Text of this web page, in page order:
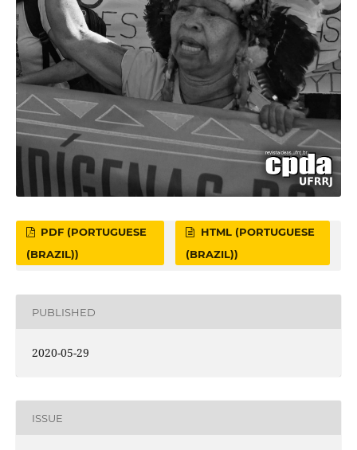
PDF (PORTUGUESE
(BRAZIL))
HTML (PORTUGUESE
(BRAZIL))
PUBLISHED
2020-05-29
ISSUE